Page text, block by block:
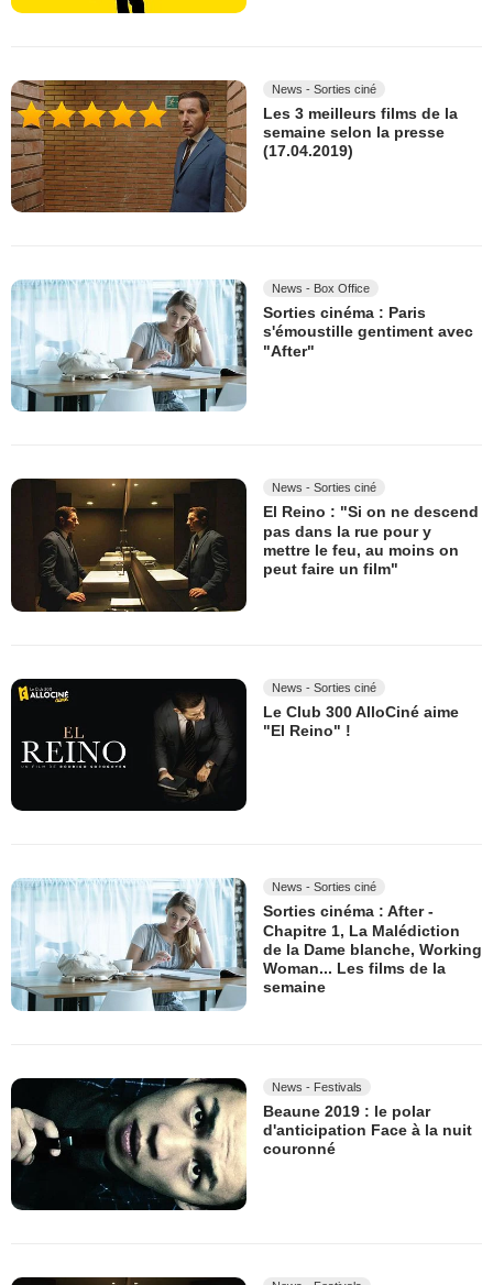
News - Sorties ciné
Les 3 meilleurs films de la
semaine selon la presse
(17.04.2019)
News - Box Office
Sorties cinéma : Paris
s'émoustille gentiment avec
"After"
News - Sorties ciné
El Reino : "Si on ne descend
pas dans la rue pour y
mettre le feu, au moins on
peut faire un film"
News - Sorties ciné
Le Club 300 AlloCiné aime
"El Reino" !
News - Sorties ciné
Sorties cinéma : After -
Chapitre 1, La Malédiction
de la Dame blanche, Working
Woman... Les films de la
semaine
News - Festivals
Beaune 2019 : le polar
d'anticipation Face à la nuit
couronné